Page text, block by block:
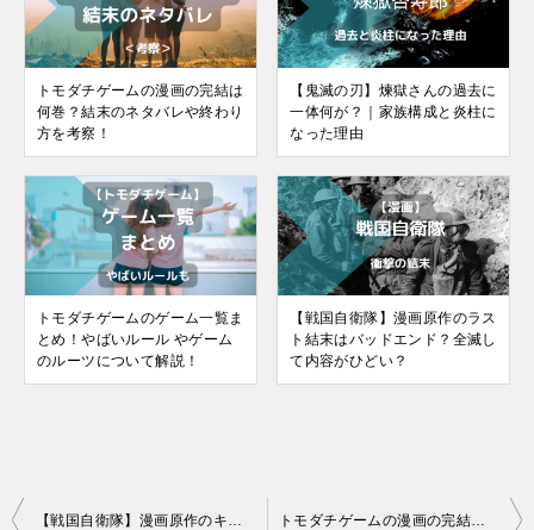
トモダチゲームの漫画の完結は
何巻？結末のネタバレや終わり
方を考察！
【鬼滅の刃】煉獄さんの過去に
一体何が？｜家族構成と炎柱に
なった理由
トモダチゲームのゲーム一覧ま
とめ！やばいルール やゲーム
のルーツについて解説！
【戦国自衛隊】漫画原作のラス
ト結末はバッドエンド？全滅し
て内容がひどい？
投